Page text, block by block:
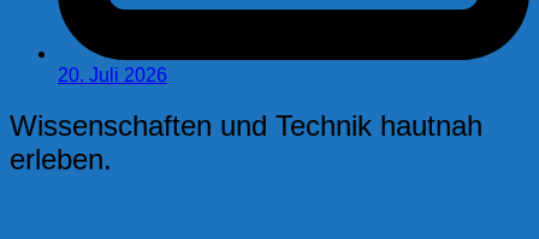
20. Juli 2026
Wissenschaften und Technik hautnah
erleben.